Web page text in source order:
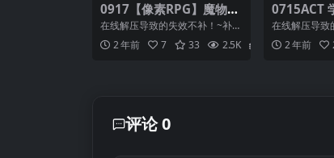
0917【像素RPG】魔物娘
与财宝之岛！RAKEIN モ
ンスター娘と財宝の島 Ve
r1.11【AI加载汉化】
在线解压导致的失效不补！~补得
话有偿！（如果能联系到我的
话） ①把后缀名为.zi...
2 年前 7 33 2.5K
0715ACT
4.1
在线解压导致
得话有偿！
都需要改成 ....
2 年前
评论 0